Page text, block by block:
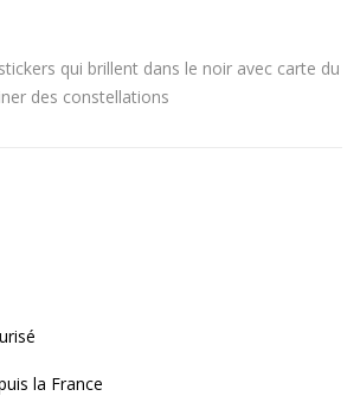
qui brillent dans le noir avec carte du
des constellations
la France